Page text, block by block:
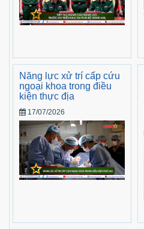
Năng lực xử trí cấp cứu
ngoại khoa trong điều
kiện thực địa
17/07/2026